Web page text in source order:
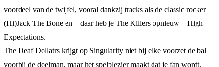
voordeel van de twijfel, vooral dankzij tracks als de classic rocker
(Hi)Jack The Bone en – daar heb je The Killers opnieuw – High
Expectations.
The Deaf Dollatrs krijgt op Singularity niet bij elke voorzet de bal
voorbij de doelman, maar het spelplezier maakt dat je fan wordt.